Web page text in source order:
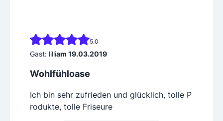
5.0
Gast: lilliam 19.03.2019
Wohlfühloase
Ich bin sehr zufrieden und glücklich, tolle P
rodukte, tolle Friseure